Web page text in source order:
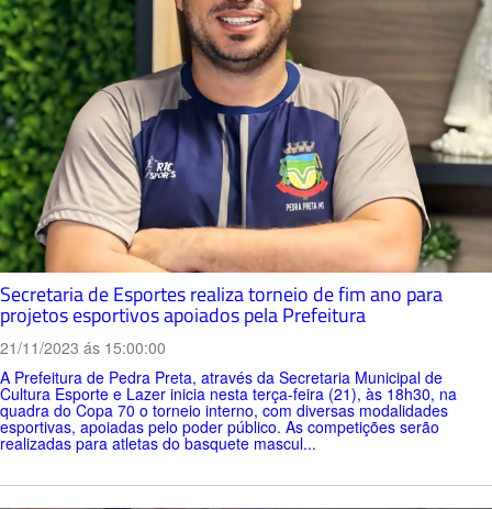
Secretaria de Esportes realiza torneio de fim ano para
projetos esportivos apoiados pela Prefeitura
21/11/2023 ás 15:00:00
A Prefeitura de Pedra Preta, através da Secretaria Municipal de
Cultura Esporte e Lazer inicia nesta terça-feira (21), às 18h30, na
quadra do Copa 70 o torneio interno, com diversas modalidades
esportivas, apoiadas pelo poder público. As competições serão
realizadas para atletas do basquete mascul...